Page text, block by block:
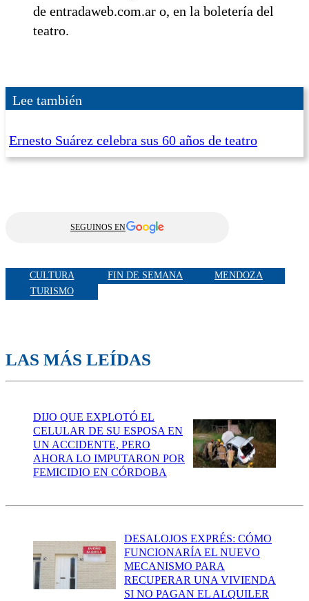
de entradaweb.com.ar o, en la boletería del
teatro.
Lee también
Ernesto Suárez celebra sus 60 años de teatro
SEGUINOS EN
CULTURA FIN DE SEMANA
MENDOZA
TURISMO
LAS MÁS LEÍDAS
DIJO QUE EXPLOTÓ EL
CELULAR DE SU ESPOSA EN
UN ACCIDENTE, PERO
AHORA LO IMPUTARON POR
FEMICIDIO EN CÓRDOBA
DESALOJOS EXPRÉS: CÓMO
FUNCIONARÍA EL NUEVO
MECANISMO PARA
RECUPERAR UNA VIVIENDA
SI NO PAGAN EL ALQUILER